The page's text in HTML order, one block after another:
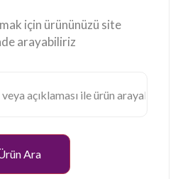
için ürününüzü site
arayabiliriz
Ara